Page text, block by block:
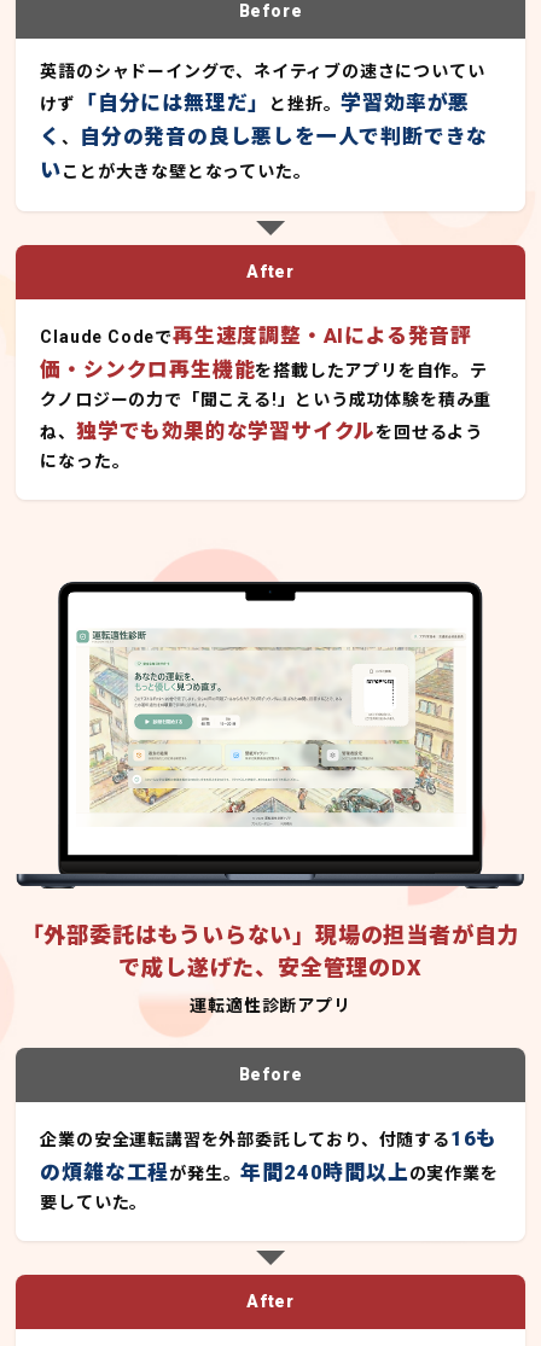
Before
英語のシャドーイングで、ネイティブの速さについてい
けず
「自分には無理だ」 と挫折。学習効率が悪
く、
自分の発音の良し悪しを一人で判断できな
いことが大きな壁となっていた。
After
Claude Codeで再生速度調整・AIによる発音評
価・シンクロ再生機能を搭載したアプリを自作。テ
クノロジーの力で「聞こえる!」という成功体験を積み重
ね、独学でも効果的な学習サイクルを回せるよう
になった。
「外部委託はもういらない」現場の担当者が自力
で成し遂げた、安全管理のDX
運転適性診断アプリ
Before
企業の安全運転講習を外部委託しており、付随する16も
の煩雑な工程が発生。年間240時間以上の実作業を
要していた。
After